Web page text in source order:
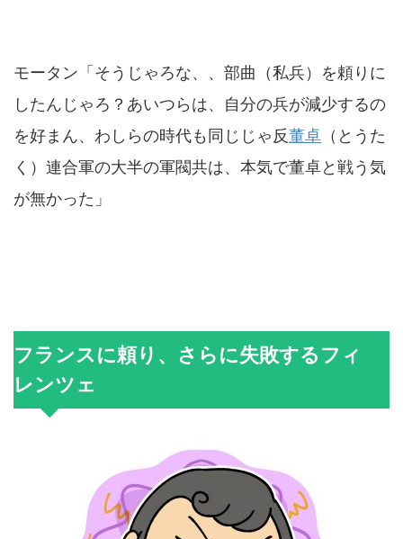
モータン「そうじゃろな、、部曲（私兵）を頼りに
したんじゃろ？あいつらは、自分の兵が減少するの
を好まん、わしらの時代も同じじゃ反董卓 （とうた
く）連合軍の大半の軍閥共は、本気で董卓と戦う気
が無かった」
フランスに頼り、さらに失敗するフィ
レンツェ